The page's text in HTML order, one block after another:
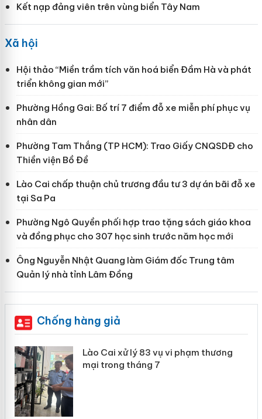
Kết nạp đảng viên trên vùng biển Tây Nam
Xã hội
Hội thảo “Miền trầm tích văn hoá biển Đầm Hà và phát
triển không gian mới”
Phường Hồng Gai: Bố trí 7 điểm đỗ xe miễn phí phục vụ
nhân dân
Phường Tam Thắng (TP HCM): Trao Giấy CNQSDĐ cho
Thiền viện Bồ Đề
Lào Cai chấp thuận chủ trương đầu tư 3 dự án bãi đỗ xe
tại Sa Pa
Phường Ngô Quyền phối hợp trao tặng sách giáo khoa
và đồng phục cho 307 học sinh trước năm học mới
Ông Nguyễn Nhật Quang làm Giám đốc Trung tâm
Quản lý nhà tỉnh Lâm Đồng
Chống hàng giả
Lào Cai xử lý 83 vụ vi phạm thương
mại trong tháng 7